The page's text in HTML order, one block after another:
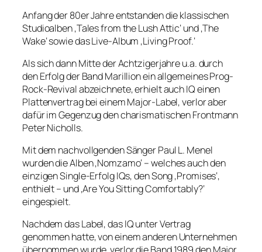
Anfang der 80er Jahre entstanden die klassischen
Studioalben ‚Tales from the Lush Attic‘ und ‚The
Wake‘ sowie das Live-Album ‚Living Proof.‘
Als sich dann Mitte der Achtzigerjahre u.a. durch
den Erfolg der Band Marillion ein allgemeines Prog-
Rock-Revival abzeichnete, erhielt auch IQ einen
Plattenvertrag bei einem Major-Label, verlor aber
dafür im Gegenzug den charismatischen Frontmann
Peter Nicholls.
Mit dem nachvollgenden Sänger Paul L. Menel
wurden die Alben ‚Nomzamo‘ – welches auch den
einzigen Single-Erfolg IQs, den Song ‚Promises‘,
enthielt – und ‚Are You Sitting Comfortably?‘
eingespielt.
Nachdem das Label, das IQ unter Vertrag
genommen hatte, von einem anderen Unternehmen